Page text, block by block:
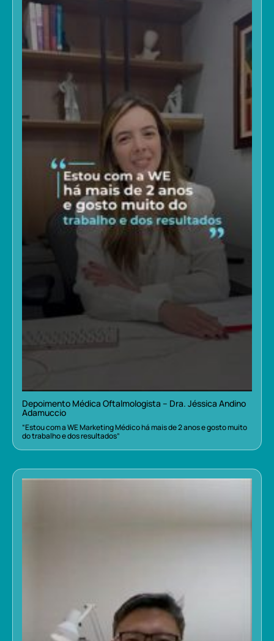
Depoimento Médica Oftalmologista – Dra. Jéssica Andino
Adamuccio
“Estou com a WE Marketing Médico há mais de 2 anos e gosto muito
do trabalho e dos resultados”